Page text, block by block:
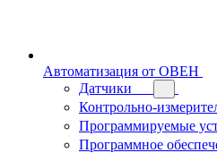
Автоматизация от ОВЕН
Датчики
Контрольно-
Программируемые
Программное